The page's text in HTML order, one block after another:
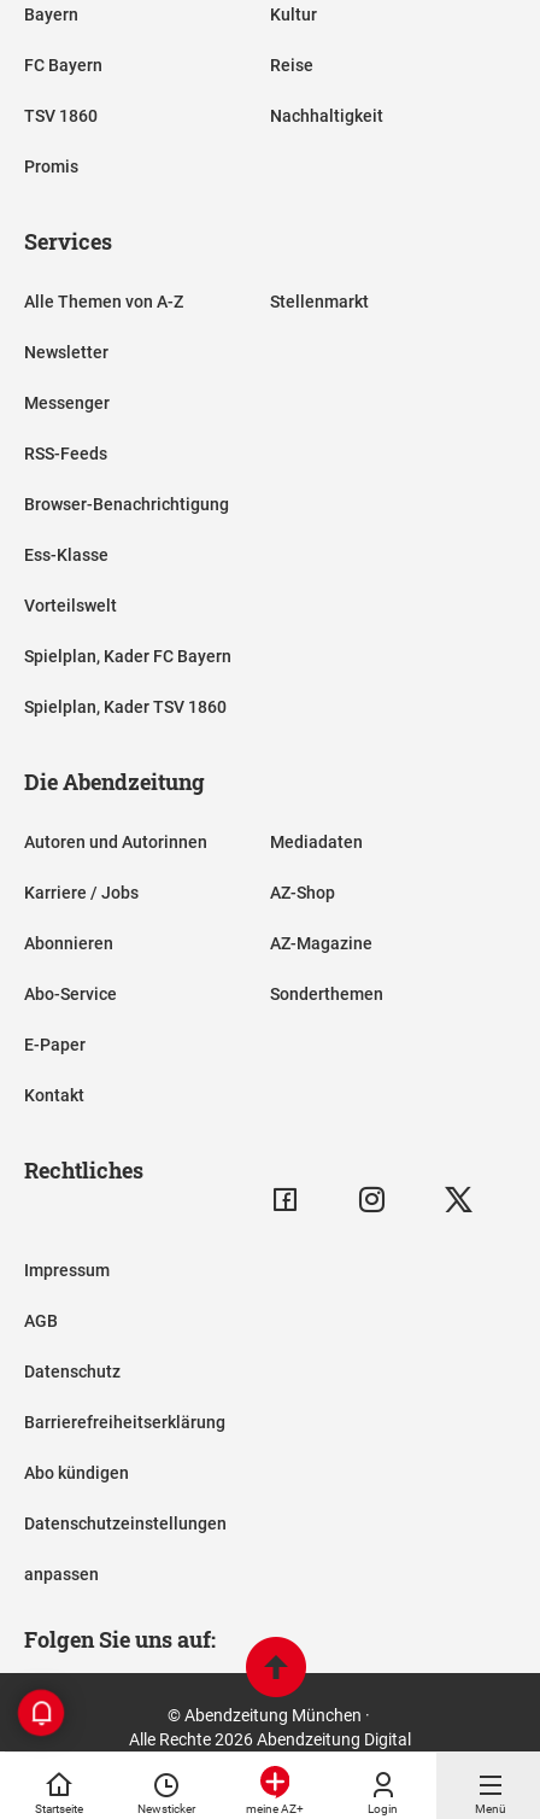
Startseite Newsticker meine AZ+ Login Menü
Bayern
FC Bayern
TSV 1860
Promis
Kultur
Reise
Nachhaltigkeit
Services
Alle Themen von A-Z
Newsletter
Messenger
RSS-Feeds
Browser-Benachrichtigung
Ess-Klasse
Vorteilswelt
Spielplan, Kader FC Bayern
Spielplan, Kader TSV 1860
Stellenmarkt
Die Abendzeitung
Autoren und Autorinnen
Karriere / Jobs
Abonnieren
Abo-Service
E-Paper
Kontakt
Mediadaten
AZ-Shop
AZ-Magazine
Sonderthemen
Rechtliches
Impressum
AGB
Datenschutz
Barrierefreiheitserklärung
Abo kündigen
Datenschutzeinstellungen
anpassen
Folgen Sie uns auf:
© Abendzeitung München ·
Alle Rechte 2026 Abendzeitung Digital